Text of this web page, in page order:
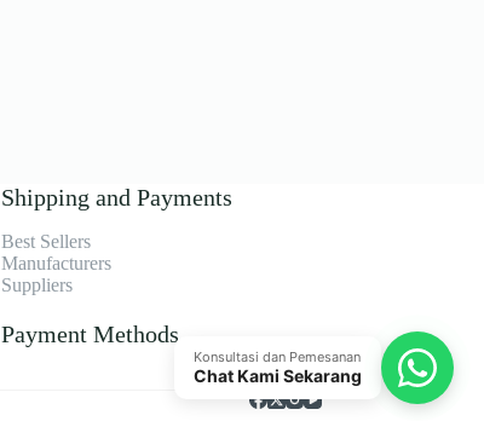
Shipping and Payments
Best Sellers
Manufacturers
Suppliers
Payment Methods
Konsultasi dan Pemesanan
Chat Kami Sekarang